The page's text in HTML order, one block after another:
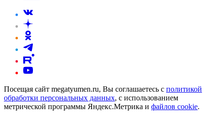
Посещая сайт megatyumen.ru, Вы соглашаетесь с политикой
обработки персональных данных, с использованием
метрической программы Яндекс.Метрика и файлов cookie.